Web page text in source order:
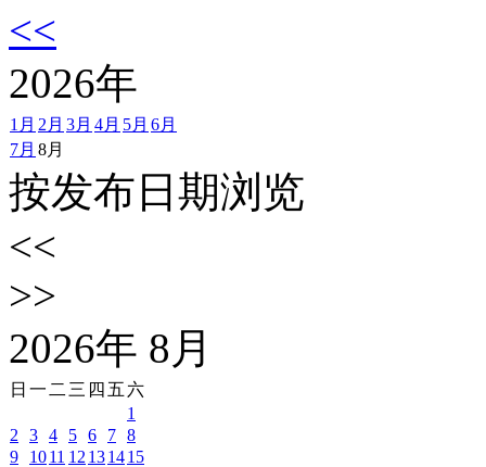
<<
2026年
1月 2月 3月 4月 5月 6月
7月 8月
按发布日期浏览
<<
>>
2026年 8 月
日 一 二 三 四 五 六
1
2
3 4 5 6 7 8
9
1011 12 131415